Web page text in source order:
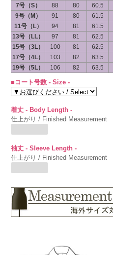
7号（S）
88 80 60.5
9号（M）
91 80 61.5
11号（L）
94 81 61.5
13号（LL）
97 81 62.5
15号（3L）
100 81 62.5
17号（4L）
103 82 63.5
19号（5L）
106 82 63.5
■コート号数 - Size -
着丈 - Body Length -
仕上がり / Finished Measurement
袖丈 - Sleeve Length -
仕上がり / Finished Measurement